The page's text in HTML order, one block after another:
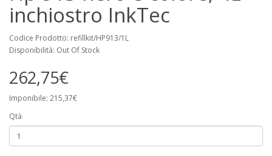
inchiostro InkTec
Codice Prodotto: refillkit/HP913/1L
Disponibilità: Out Of Stock
262,75€
Imponibile: 215,37€
Qtà